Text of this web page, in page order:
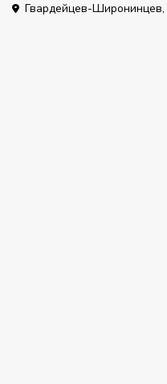
Гвардейцев-Широнинцев,